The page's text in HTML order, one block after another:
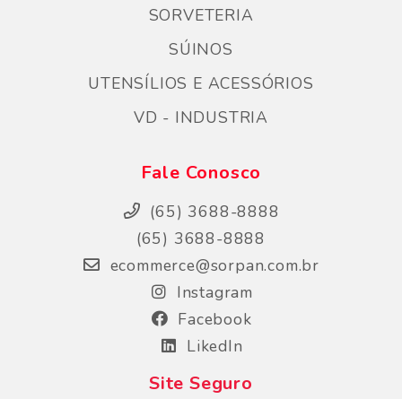
SORVETERIA
SÚINOS
UTENSÍLIOS E ACESSÓRIOS
VD - INDUSTRIA
Fale Conosco
(65) 3688-8888
(65) 3688-8888
ecommerce@sorpan.com.br
Instagram
Facebook
LikedIn
Site Seguro